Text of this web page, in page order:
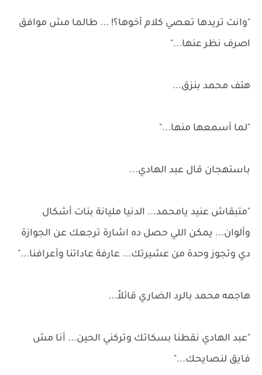
"وانت تريدها تعصي كلام أخوها؟! ... طالما مش موافق
اصرف نظر عنها..."
هتف محمد بنزق...
"لما أسمعها منها..."
باستهجان قال عبد الهادي...
"متبقاش عنيد يامحمد... الدنيا مليانة بنات أشكال
وألوان... يمكن اللي حصل ده اشارة ترجعك عن الجوازة
دي وتجوز وحدة من عشيرتك... عارفة عاداتنا وأعرافنا..."
هاجمه محمد بالرد الضاري قائلاً...
"عبد الهادي نقطنا بسكاتك وتركني الحين... أنا مش
فايق لنصايحك..."